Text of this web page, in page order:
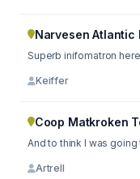
Narvesen Atlantic
Superb inifomatron
Keiffer
Coop Matkroken
And to think I was
Artrell